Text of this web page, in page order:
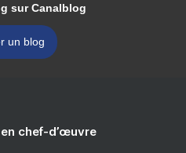
sur Canalblog
un blog
chef-d’œuvre